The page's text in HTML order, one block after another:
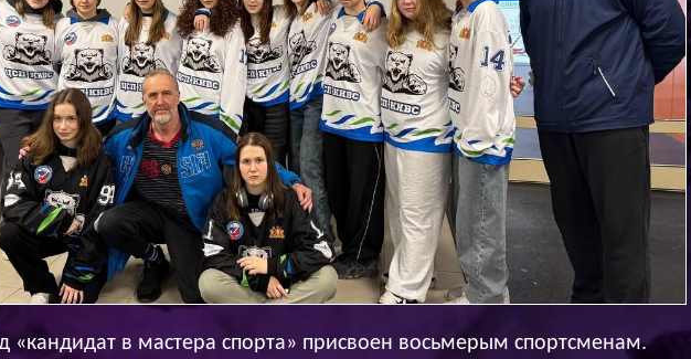
«кандидат в мастера спорта» присвоен восьмерым спортсменам.